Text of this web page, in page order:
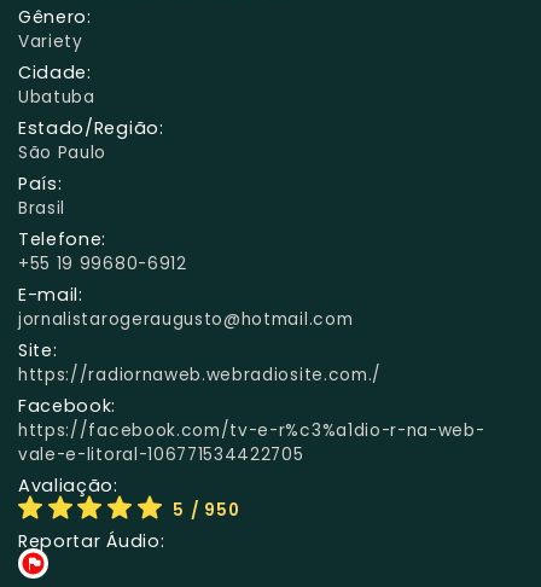
Gênero:
Variety
Cidade:
Ubatuba
Estado/Região:
São Paulo
País:
Brasil
Telefone:
+55 19 99680-6912
E-mail:
jornalistarogeraugusto@hotmail.com
Site:
https://radiornaweb.webradiosite.com./
Facebook:
https://facebook.com/tv-e-r%c3%a1dio-r-na-web-
vale-e-litoral-106771534422705
Avaliação:
5 / 950
Reportar Áudio: